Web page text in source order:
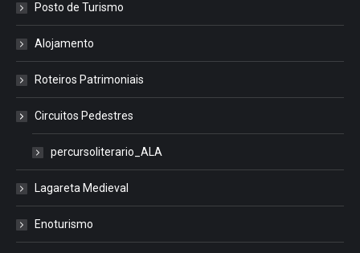
Posto de Turismo
Alojamento
Roteiros Patrimoniais
Circuitos Pedestres
percursoliterario_ALA
Lagareta Medieval
Enoturismo